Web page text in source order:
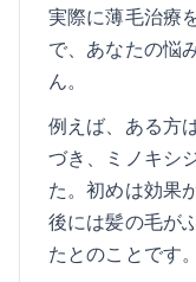
実際に薄毛治療
で、あなたの悩
ん。
例えば、ある方
づき、ミノキシ
た。初めは効果
後には髪の毛が
たとのことです。